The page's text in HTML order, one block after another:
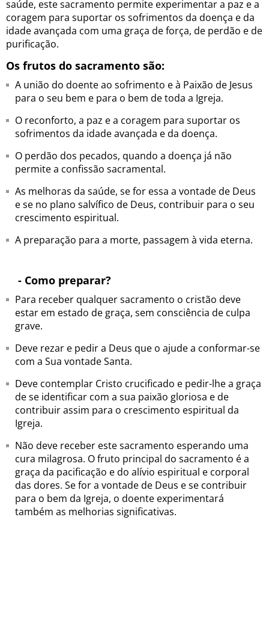
saúde, este sacramento permite experimentar a paz e a
coragem para suportar os sofrimentos da doença e da
idade avançada com uma graça de força, de perdão e de
purificação.
Os frutos do sacramento são:
A união do doente ao sofrimento e à Paixão de Jesus
para o seu bem e para o bem de toda a Igreja.
O reconforto, a paz e a coragem para suportar os
sofrimentos da idade avançada e da doença.
O perdão dos pecados, quando a doença já não
permite a confissão sacramental.
As melhoras da saúde, se for essa a vontade de Deus
e se no plano salvífico de Deus, contribuir para o seu
crescimento espiritual.
A preparação para a morte, passagem à vida eterna.
- Como preparar?
Para receber qualquer sacramento o cristão deve
estar em estado de graça, sem consciência de culpa
grave.
Deve rezar e pedir a Deus que o ajude a conformar-se
com a Sua vontade Santa.
Deve contemplar Cristo crucificado e pedir-lhe a graça
de se identificar com a sua paixão gloriosa e de
contribuir assim para o crescimento espiritual da
Igreja.
Não deve receber este sacramento esperando uma
cura milagrosa. O fruto principal do sacramento é a
graça da pacificação e do alívio espiritual e corporal
das dores. Se for a vontade de Deus e se contribuir
para o bem da Igreja, o doente experimentará
também as melhorias significativas.